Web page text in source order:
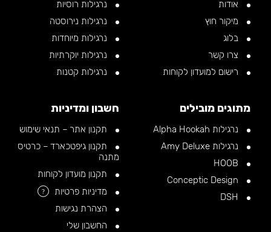
אודות
מיקור חוץ
בלוג
צרו קשר
רישום למועדון לקוחות
נרגילות רוסיות
נרגילות נירוסטה
נרגילות מיוחדות
נרגילות יוקרתיות
נרגילות קטנות
מתוגים מובילים
נרגילות Alpha Hookah
נרגילות Amy Deluxe
חשבון ומדיניות
תקנון אתר – תנאי שימוש
תקנון גיפטכארד – כרטיס
מתנה
תקנון מועדון לקוחות
מדיניות פרטיות
?
הצהרת נגישות
החשבון שלי